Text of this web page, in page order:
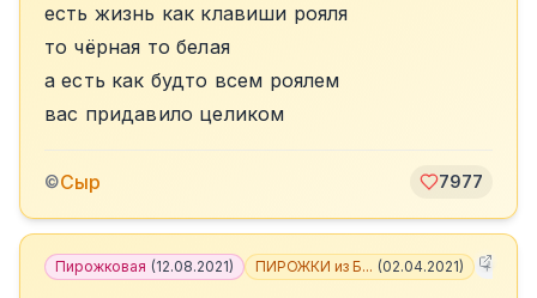
есть жизнь как клавиши рояля
то чёрная то белая
а есть как будто всем роялем
вас придавило целиком
©Сыр 7977
Пирожковая (12.08.2021) ПИРОЖКИ из Б... (02.04.2021) +